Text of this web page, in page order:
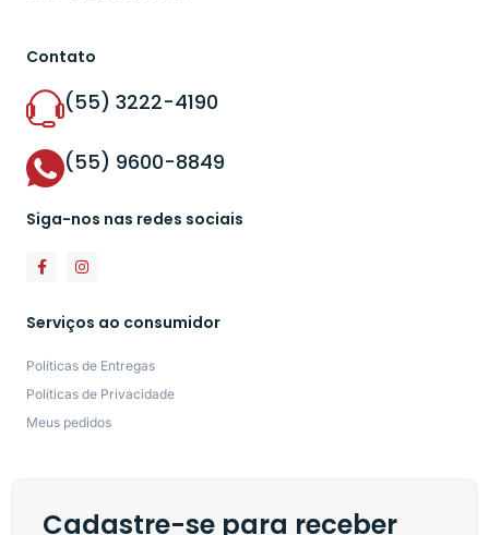
Contato
(55) 3222-4190
(55) 9600-8849
Siga-nos nas redes sociais
Serviços ao consumidor
Políticas de Entregas
Políticas de Privacidade
Meus pedidos
Cadastre-se para receber